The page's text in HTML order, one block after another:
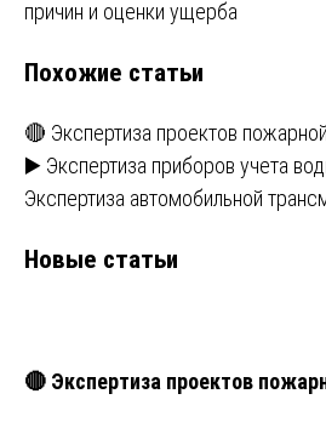
причин и оценки ущерба
Похожие статьи
🔴 Экспертиза проектов
▶️ Экспертиза приборов учета
Экспертиза автомобильной
Новые статьи
🔴 Экспертиза проектов